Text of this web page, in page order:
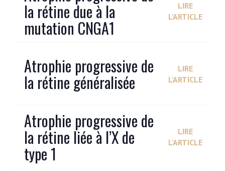
la rétine due à la
mutation CNGA1
LIRE
L'ARTICLE
Atrophie progressive de
la rétine généralisée
LIRE
L'ARTICLE
Atrophie progressive de
la rétine liée à l’X de
type 1
LIRE
L'ARTICLE